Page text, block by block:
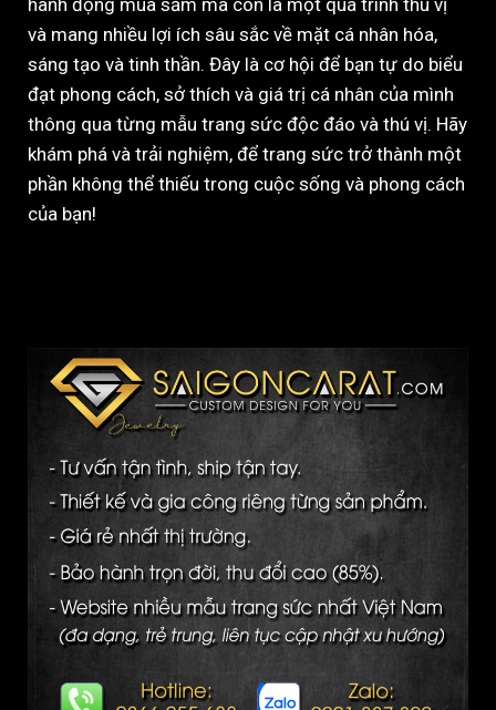
hành động mua sắm mà còn là một quá trình thú vị
và mang nhiều lợi ích sâu sắc về mặt cá nhân hóa,
sáng tạo và tinh thần. Đây là cơ hội để bạn tự do biểu
đạt phong cách, sở thích và giá trị cá nhân của mình
thông qua từng mẫu trang sức độc đáo và thú vị. Hãy
khám phá và trải nghiệm, để trang sức trở thành một
phần không thể thiếu trong cuộc sống và phong cách
của bạn!